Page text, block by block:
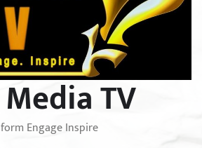
TV
Engage Inspire